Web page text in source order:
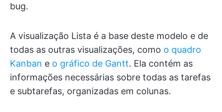
bug.
A visualização Lista é a base deste modelo e de
todas as outras visualizações, como o quadro
Kanban e o gráfico de Gantt. Ela contém as
informações necessárias sobre todas as tarefas
e subtarefas, organizadas em colunas.